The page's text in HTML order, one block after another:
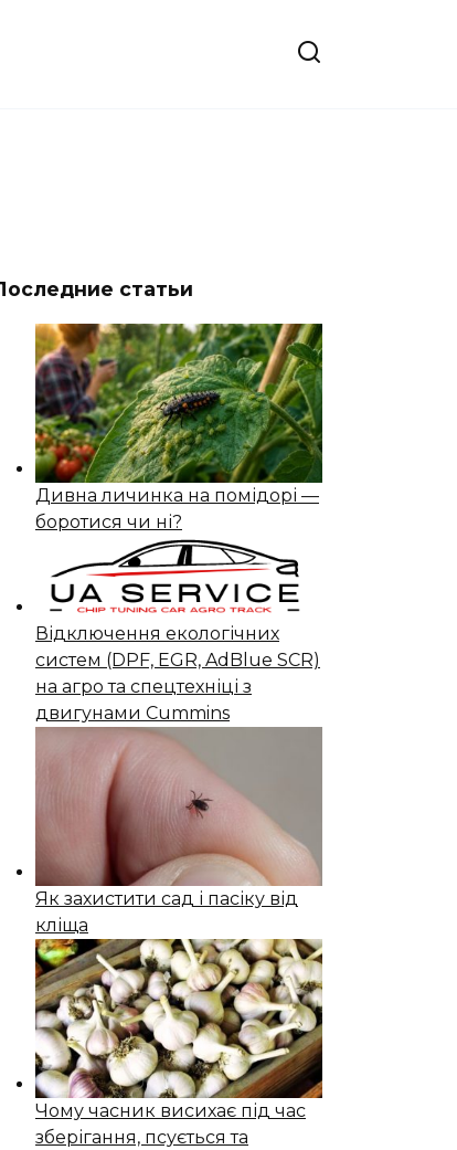
статьи
Дивна личинка на помідорі —
боротися чи ні?
Відключення екологічних
систем (DPF, EGR, AdBlue SCR)
на агро та спецтехніці з
двигунами Cummins
Як захистити сад і пасіку від
кліща
Чому часник висихає під час
зберігання, псується та